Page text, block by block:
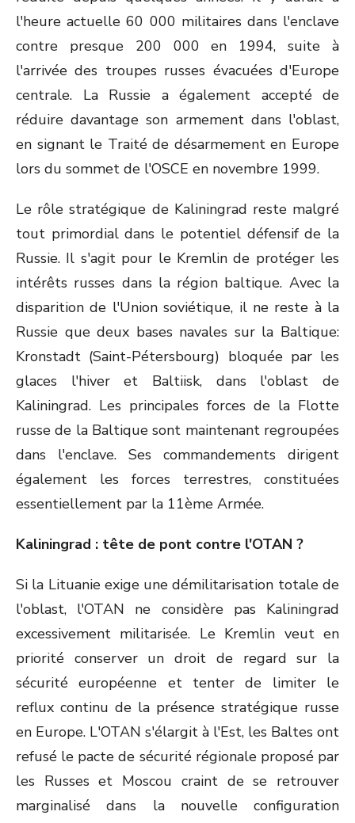
l'heure actuelle 60 000 militaires dans l'enclave
contre presque 200 000 en 1994, suite à
l'arrivée des troupes russes évacuées d'Europe
centrale. La Russie a également accepté de
réduire davantage son armement dans l'oblast,
en signant le Traité de désarmement en Europe
lors du sommet de l'OSCE en novembre 1999.
Le rôle stratégique de Kaliningrad reste malgré
tout primordial dans le potentiel défensif de la
Russie. Il s'agit pour le Kremlin de protéger les
intérêts russes dans la région baltique. Avec la
disparition de l'Union soviétique, il ne reste à la
Russie que deux bases navales sur la Baltique:
Kronstadt (Saint-Pétersbourg) bloquée par les
glaces l'hiver et Baltiisk, dans l'oblast de
Kaliningrad. Les principales forces de la Flotte
russe de la Baltique sont maintenant regroupées
dans l'enclave. Ses commandements dirigent
également les forces terrestres, constituées
essentiellement par la 11ème Armée.
Kaliningrad : tête de pont contre l'OTAN ?
Si la Lituanie exige une démilitarisation totale de
l'oblast, l'OTAN ne considère pas Kaliningrad
excessivement militarisée. Le Kremlin veut en
priorité conserver un droit de regard sur la
sécurité européenne et tenter de limiter le
reflux continu de la présence stratégique russe
en Europe. L'OTAN s'élargit à l'Est, les Baltes ont
refusé le pacte de sécurité régionale proposé par
les Russes et Moscou craint de se retrouver
marginalisé dans la nouvelle configuration